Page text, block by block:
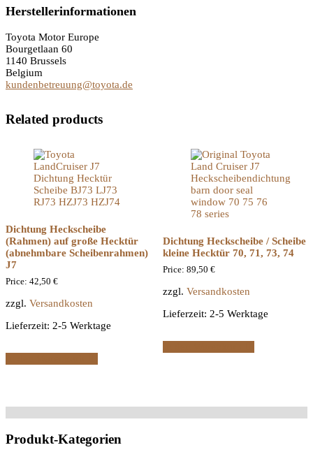
Herstellerinformationen
Toyota Motor Europe
Bourgetlaan 60
1140 Brussels
Belgium
kundenbetreuung@toyota.de
Related products
Dichtung Heckscheibe
(Rahmen) auf große Hecktür
(abnehmbare Scheibenrahmen)
J7
Price: 42,50 €
zzgl. Versandkosten
Lieferzeit: 2-5 Werktage
Dichtung Heckscheibe / Scheibe
kleine Hecktür 70, 71, 73, 74
Price: 89,50 €
zzgl. Versandkosten
Lieferzeit: 2-5 Werktage
Produkt-Kategorien